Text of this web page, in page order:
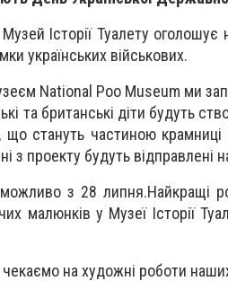
Історії Туалету
українських військових.
National Poo Museum ми
та британські діти будуть
що стануть частиною
з проекту будуть відправлені
з 28 липня.Найкращі
малюнків у Музеї Історії
на художні роботи